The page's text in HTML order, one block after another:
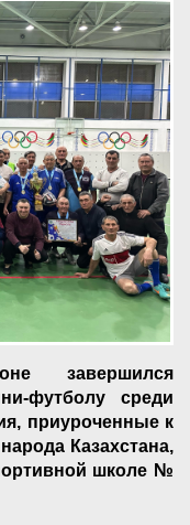
завершился
футболу среди
приуроченные к
Казахстана,
школе №